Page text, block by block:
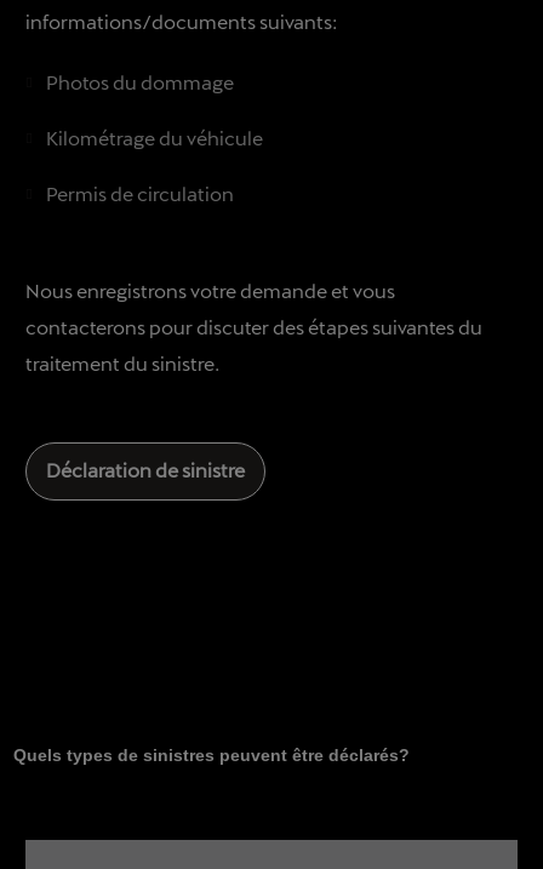
informations/documents suivants:
Photos du dommage
Kilométrage du véhicule
Permis de circulation
Nous enregistrons votre demande et vous
contacterons pour discuter des étapes suivantes du
traitement du sinistre.
Déclaration de sinistre
Quels types de sinistres peuvent être déclarés?